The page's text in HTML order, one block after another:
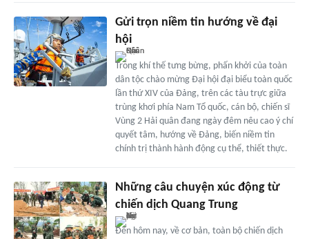
Gửi trọn niềm tin hướng về đại
hội
Trong khí thế tưng bừng, phấn khởi của toàn
dân tộc chào mừng Đại hội đại biểu toàn quốc
lần thứ XIV của Đảng, trên các tàu trực giữa
trùng khơi phía Nam Tổ quốc, cán bộ, chiến sĩ
Vùng 2 Hải quân đang ngày đêm nêu cao ý chí
quyết tâm, hướng về Đảng, biến niềm tin
chính trị thành hành động cụ thể, thiết thực.
Những câu chuyện xúc động từ
chiến dịch Quang Trung
Đến hôm nay, về cơ bản, toàn bộ chiến dịch